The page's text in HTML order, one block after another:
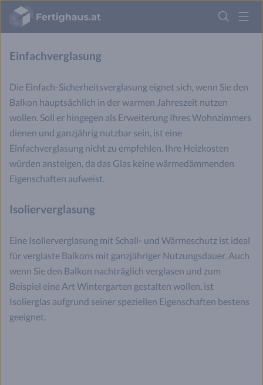
Fertighaus
Logo
Umbau setzt eine aufwändige Montage unter Beachtung der
statischen Gegebenheiten voraus.
Einfachverglasung
Die Einfach-Sicherheitsverglasung eignet sich, wenn Sie den
Balkon hauptsächlich in der warmen Jahreszeit nutzen
wollen. Soll er hingegen als Erweiterung Ihres Wohnzimmers
dienen und ganzjährig nutzbar sein, ist eine
Einfachverglasung nicht zu empfehlen. Ihre Heizkosten
würden ansteigen, da das Glas keine wärmedämmenden
Eigenschaften aufweist.
Isolierverglasung
Eine Isolierverglasung mit Schall- und Wärmeschutz ist ideal
für verglaste Balkons mit ganzjähriger Nutzungsdauer. Auch
wenn Sie den Balkon nachträglich verglasen und zum
Beispiel eine Art Wintergarten gestalten wollen, ist
Isolierglas aufgrund seiner speziellen Eigenschaften bestens
geeignet.